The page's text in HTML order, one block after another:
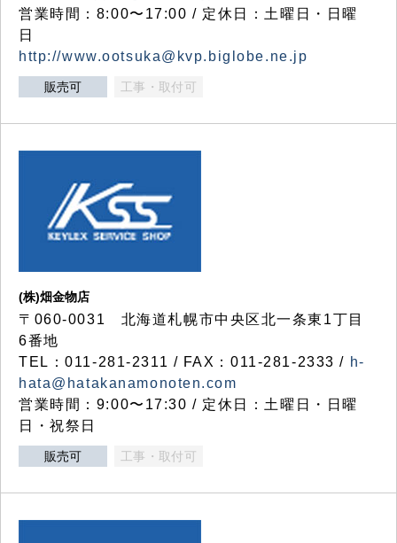
営業時間：8:00〜17:00 / 定休日：土曜日・日曜
日
http://www.ootsuka@kvp.biglobe.ne.jp
販売可 工事・取付可
(株)畑金物店
〒060-0031 北海道札幌市中央区北一条東1丁目
6番地
TEL：011-281-2311 / FAX：011-281-2333 / h-
hata@hatakanamonoten.com
営業時間：9:00〜17:30 / 定休日：土曜日・日曜
日・祝祭日
販売可 工事・取付可